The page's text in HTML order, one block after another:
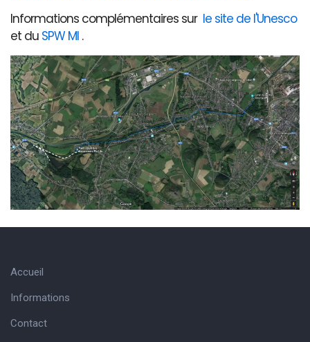
Informations complémentaires sur le site de l'Unesco
et du SPW MI .
Accueil
Informations
Contact